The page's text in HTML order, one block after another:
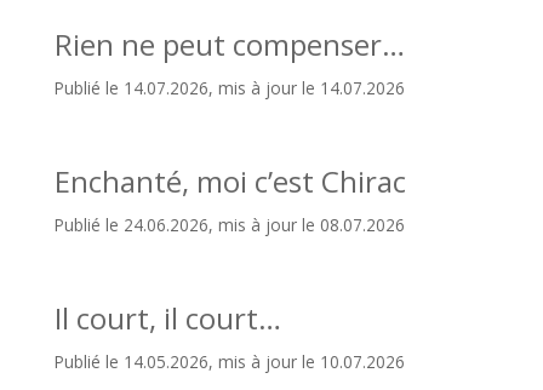
Rien ne peut compenser…
Publié le 14.07.2026, mis à jour le 14.07.2026
Enchanté, moi c’est Chirac
Publié le 24.06.2026, mis à jour le 08.07.2026
Il court, il court…
Publié le 14.05.2026, mis à jour le 10.07.2026